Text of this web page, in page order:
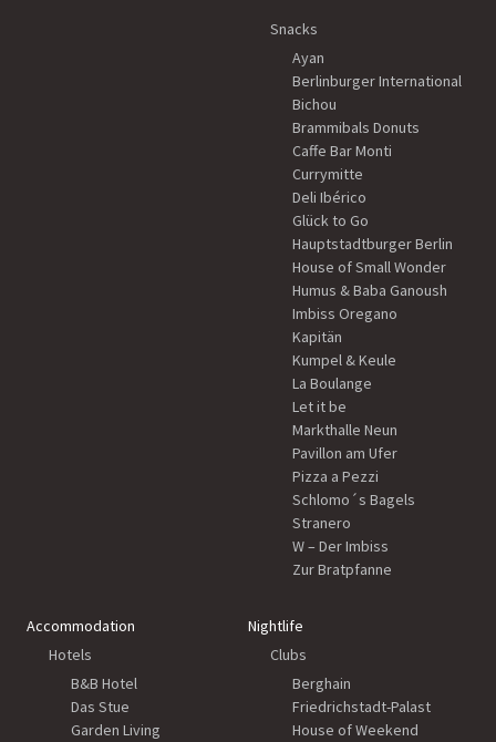
Snacks
Ayan
Berlinburger International
Bichou
Brammibals Donuts
Caffe Bar Monti
Currymitte
Deli Ibérico
Glück to Go
Hauptstadtburger Berlin
House of Small Wonder
Humus & Baba Ganoush
Imbiss Oregano
Kapitän
Kumpel & Keule
La Boulange
Let it be
Markthalle Neun
Pavillon am Ufer
Pizza a Pezzi
Schlomo´s Bagels
Stranero
W – Der Imbiss
Zur Bratpfanne
Accommodation
Hotels
B&B Hotel
Das Stue
Garden Living
Nightlife
Clubs
Berghain
Friedrichstadt-Palast
House of Weekend